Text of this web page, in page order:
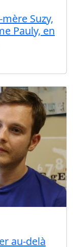
Suzy,
Pauly, en
au-delà